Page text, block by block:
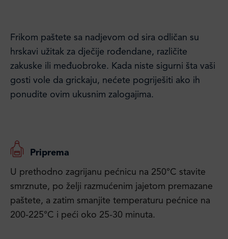
Frikom paštete sa nadjevom od sira odličan su
hrskavi užitak za dječije rođendane, različite
zakuske ili međuobroke. Kada niste sigurni šta vaši
gosti vole da grickaju, nećete pogriješiti ako ih
ponudite ovim ukusnim zalogajima.
Priprema
U prethodno zagrijanu pećnicu na 250°C stavite
smrznute, po želji razmućenim jajetom premazane
paštete, a zatim smanjite temperaturu pećnice na
200-225°C i peći oko 25-30 minuta.